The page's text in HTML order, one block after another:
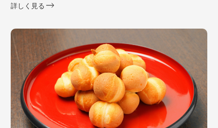
詳しく見る